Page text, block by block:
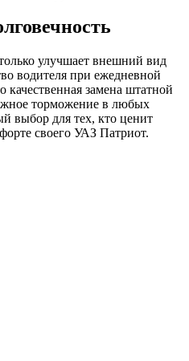
улучшает внешний вид
водителя при ежедневной
качественная замена штатной
торможение в любых
выбор для тех, кто ценит
своего УАЗ Патриот.